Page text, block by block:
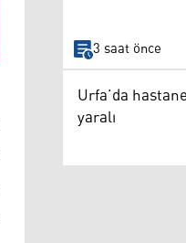
3 saat önce
Urfa’da
yaralı